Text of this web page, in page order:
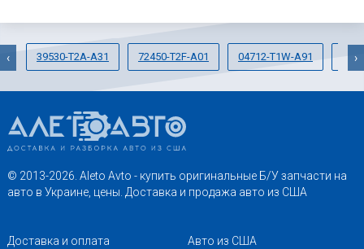
39530-T2A-A31 72450-T2F-A01 04712-T1W-A91
‹ ›
© 2013-2026. Aleto Avto - купить оригинальные Б/У запчасти на
авто в Украине, цены. Доставка и продажа авто из США
Доставка и оплата
Авто из США